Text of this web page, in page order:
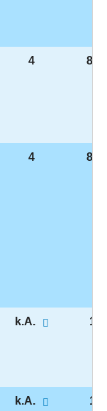
4 8-
4 8-
k.A. 1-
k.A. 1-